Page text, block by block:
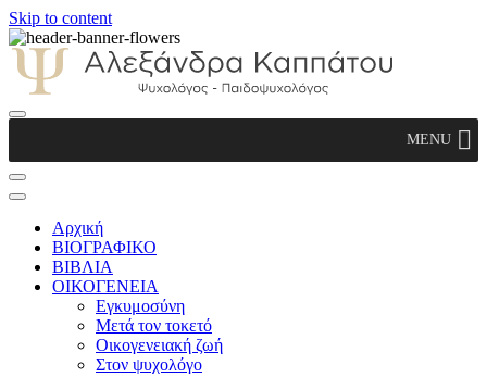
Skip to content
Παιδοψυχολόγος
MENU
Αρχική
ΒΙΟΓΡΑΦΙΚΟ
ΒΙΒΛΙΑ
ΟΙΚΟΓΕΝΕΙΑ
Εγκυμοσύνη
Μετά τον τοκετό
Οικογενειακή ζωή
Στον ψυχολόγο